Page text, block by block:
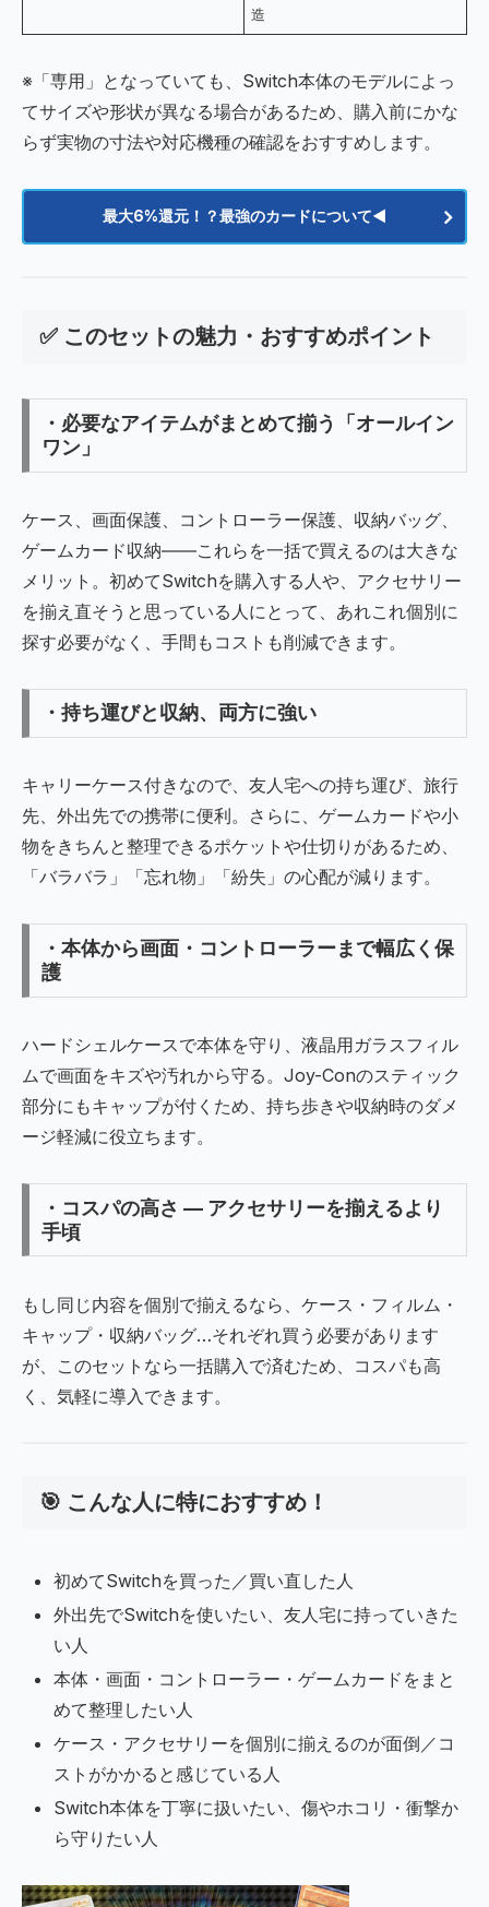
造
※「専用」となっていても、Switch本体のモデルによっ
てサイズや形状が異なる場合があるため、購入前にかな
らず実物の寸法や対応機種の確認をおすすめします。
最大6%還元！？最強のカードについて◀️
✅ このセットの魅力・おすすめポイント
・必要なアイテムがまとめて揃う「オールイン
ワン」
ケース、画面保護、コントローラー保護、収納バッグ、
ゲームカード収納――これらを一括で買えるのは大きな
メリット。初めてSwitchを購入する人や、アクセサリー
を揃え直そうと思っている人にとって、あれこれ個別に
探す必要がなく、手間もコストも削減できます。
・持ち運びと収納、両方に強い
キャリーケース付きなので、友人宅への持ち運び、旅行
先、外出先での携帯に便利。さらに、ゲームカードや小
物をきちんと整理できるポケットや仕切りがあるため、
「バラバラ」「忘れ物」「紛失」の心配が減ります。
・本体から画面・コントローラーまで幅広く保
護
ハードシェルケースで本体を守り、液晶用ガラスフィル
ムで画面をキズや汚れから守る。Joy-Conのスティック
部分にもキャップが付くため、持ち歩きや収納時のダメ
ージ軽減に役立ちます。
・コスパの高さ — アクセサリーを揃えるより
手頃
もし同じ内容を個別で揃えるなら、ケース・フィルム・
キャップ・収納バッグ…それぞれ買う必要があります
が、このセットなら一括購入で済むため、コスパも高
く、気軽に導入できます。
🎯 こんな人に特におすすめ！
初めてSwitchを買った／買い直した人
外出先でSwitchを使いたい、友人宅に持っていきた
い人
本体・画面・コントローラー・ゲームカードをまと
めて整理したい人
ケース・アクセサリーを個別に揃えるのが面倒／コ
ストがかかると感じている人
Switch本体を丁寧に扱いたい、傷やホコリ・衝撃か
ら守りたい人